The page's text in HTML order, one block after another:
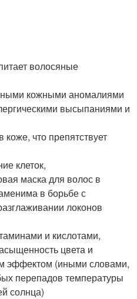
волосяные
кожными аномалиями
высыпаниями и
коже, что препятствует
клеток,
маска для волос в
в борьбе с
локонов
и кислотами,
цвета и
эффектом (иными словами,
перепадов температуры
солнца)